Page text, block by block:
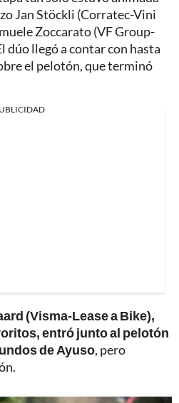
Jan Stöckli (Corratec-Vini
Zoccarato (VF Group-
dúo llegó a contar con hasta
el pelotón, que terminó
(Visma-Lease a Bike),
entró junto al pelotón
de Ayuso, pero